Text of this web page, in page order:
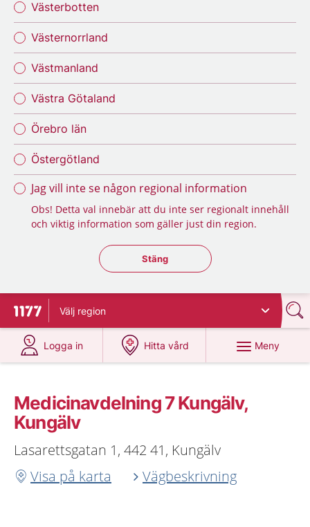
Västerbotten
Västernorrland
Västmanland
Västra Götaland
Örebro län
Östergötland
Jag vill inte se någon regional information
Obs! Detta val innebär att du inte ser regionalt innehåll
och viktig information som gäller just din region.
Stäng regionsväljaren
Stäng
Till startsidan för 1177
Välj region
Logga in
på 1177.se
Hitta vård
på 1177.se
Meny
Medicinavdelning 7 Kungälv,
Kungälv
Lasarettsgatan 1, 442 41, Kungälv
Visa på karta
Vägbeskrivning